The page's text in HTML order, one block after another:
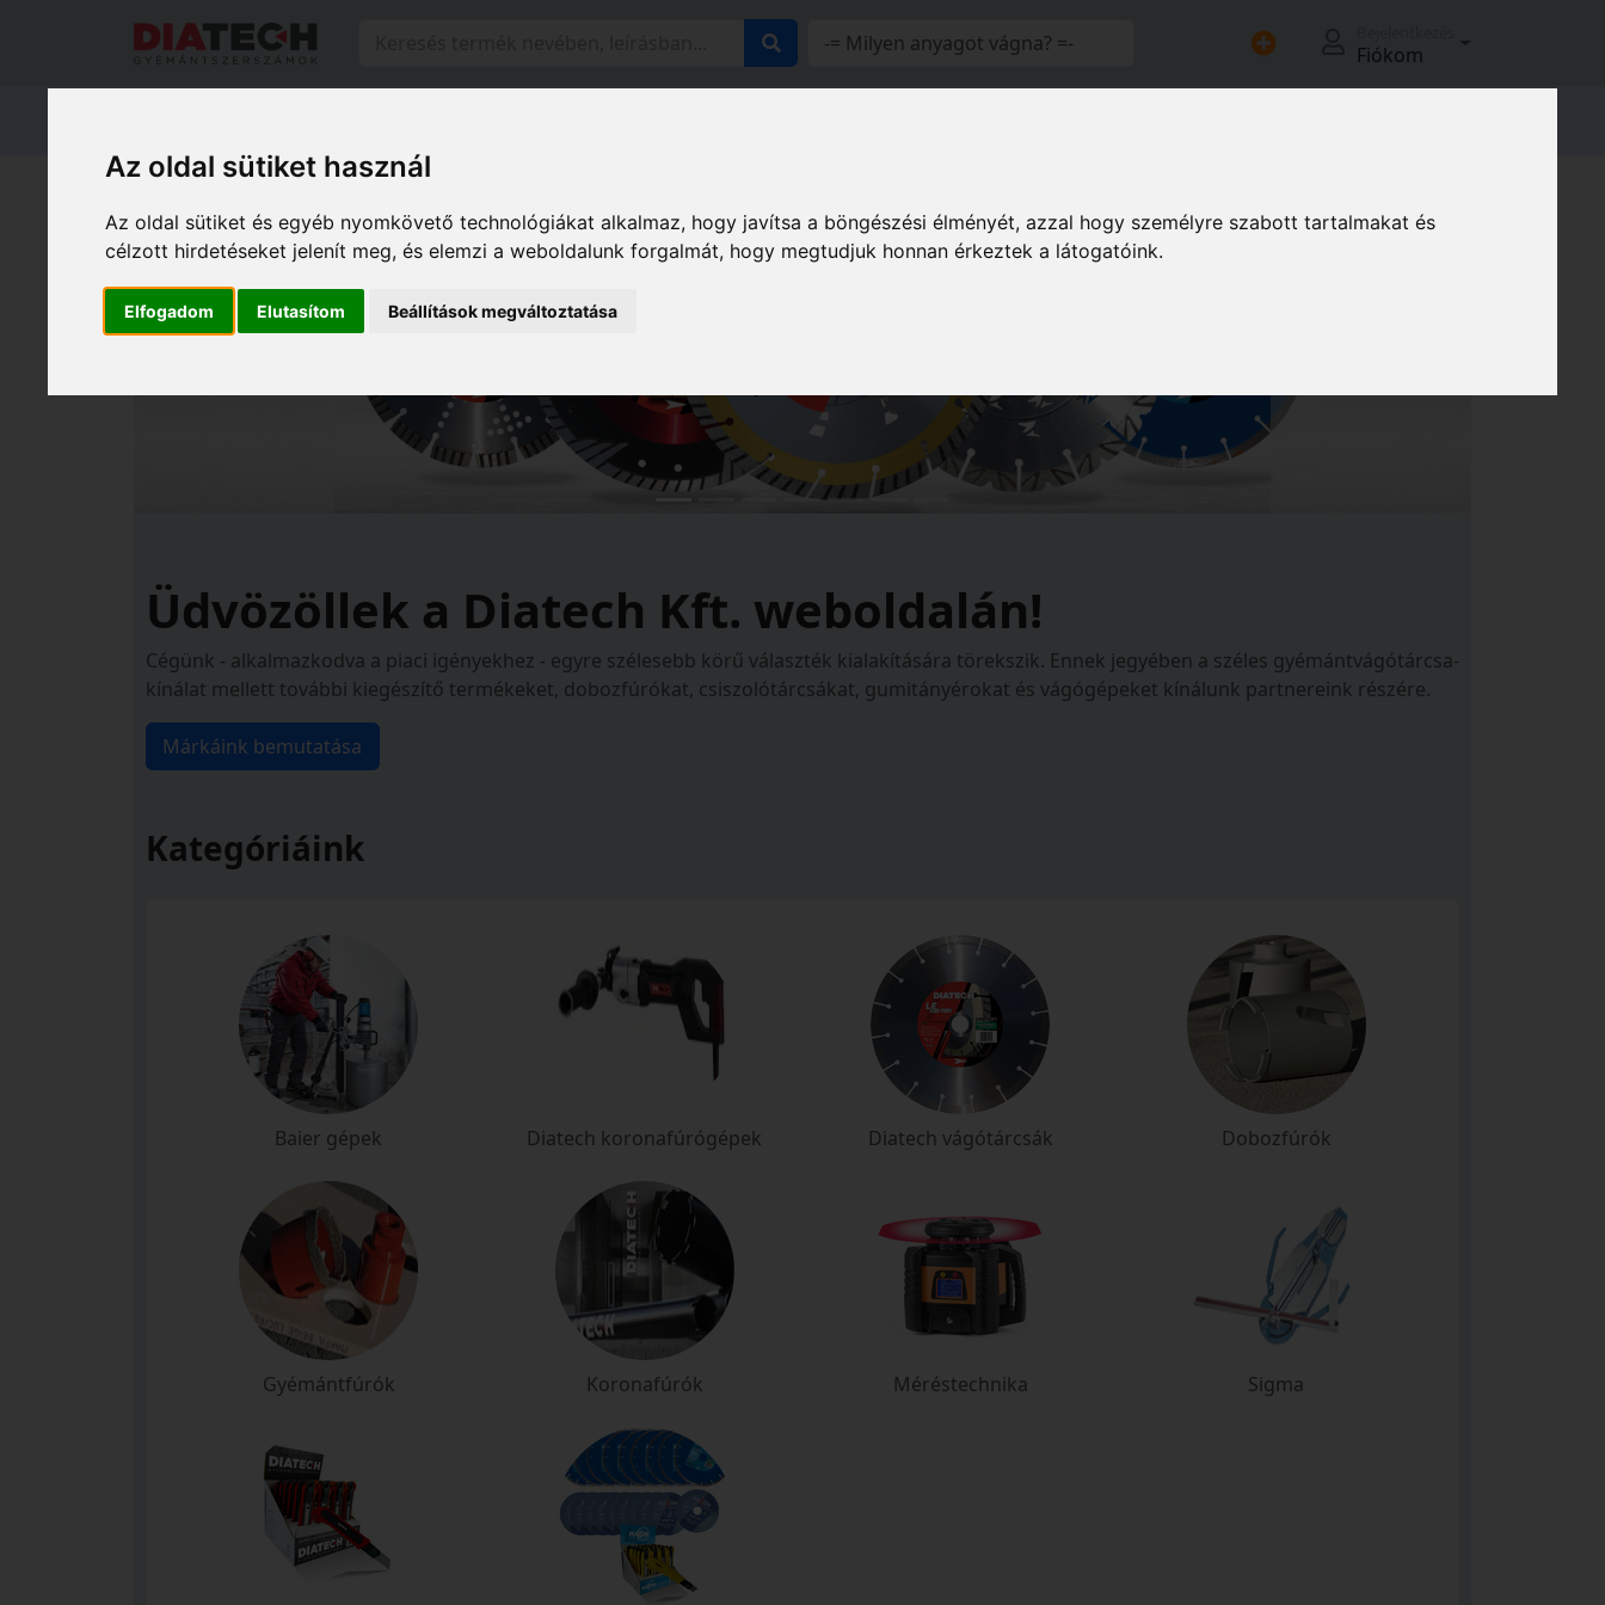
Az oldal sütiket használ
Az oldal sütiket és egyéb nyomkövető technológiákat alkalmaz, hogy javítsa a böngészési élményét, azzal hogy személyre szabott tartalmakat és
célzott hirdetéseket jelenít meg, és elemzi a weboldalunk forgalmát, hogy megtudjuk honnan érkeztek a látogatóink.
Elfogadom Elutasítom Beállítások megváltoztatása
Fiókom
Üdvözöllek a Diatech Kft. weboldalán!
Cégünk - alkalmazkodva a piaci igényekhez - egyre szélesebb körű választék kialakítására törekszik. Ennek jegyében a széles gyémántvágótárcsa-
kínálat mellett további kiegészítő termékeket, dobozfúrókat, csiszolótárcsákat, gumitányérokat és vágógépeket kínálunk partnereink részére.
Márkáink bemutatása
Kategóriáink
Baier gépek Diatech koronafúrógépek Diatech vágótárcsák Dobozfúrók
Gyémántfúrók Koronafúrók Méréstechnika Sigma